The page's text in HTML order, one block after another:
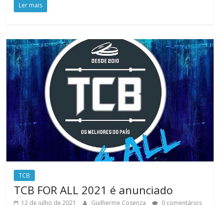
Ler mais
TCB
TCB FOR ALL 2021 é anunciado
12 de julho de 2021 Guilherme Cosenza
0 comentários